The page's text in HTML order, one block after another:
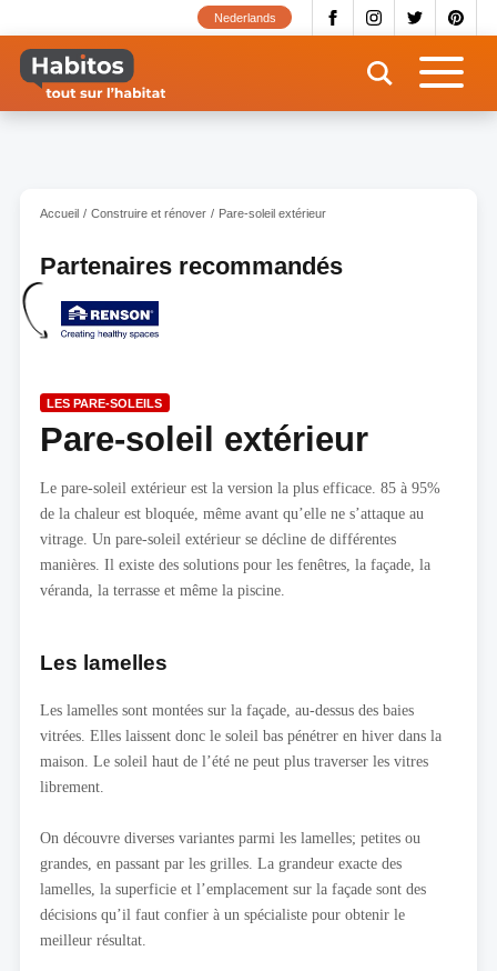
contenu
principal
Nederlands
Accueil Construire et rénover Pare-soleil extérieur
Partenaires recommandés
LES PARE-SOLEILS
Pare-soleil extérieur
Le pare-soleil extérieur est la version la plus efficace. 85 à 95%
de la chaleur est bloquée, même avant qu’elle ne s’attaque au
vitrage. Un pare-soleil extérieur se décline de différentes
manières. Il existe des solutions pour les fenêtres, la façade, la
véranda, la terrasse et même la piscine.
Les lamelles
Les lamelles sont montées sur la façade, au-dessus des baies
vitrées. Elles laissent donc le soleil bas pénétrer en hiver dans la
maison. Le soleil haut de l’été ne peut plus traverser les vitres
librement.
On découvre diverses variantes parmi les lamelles; petites ou
grandes, en passant par les grilles. La grandeur exacte des
lamelles, la superficie et l’emplacement sur la façade sont des
décisions qu’il faut confier à un spécialiste pour obtenir le
meilleur résultat.